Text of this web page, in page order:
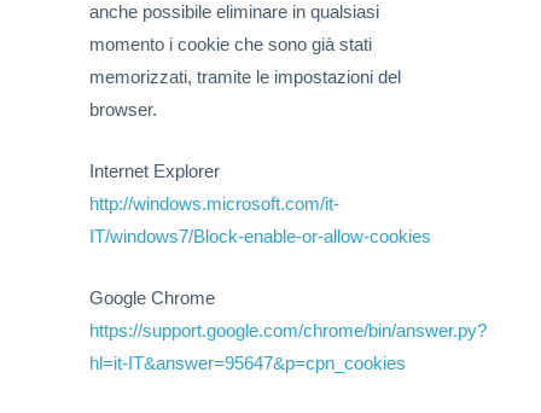
anche possibile eliminare in qualsiasi
momento i cookie che sono già stati
memorizzati, tramite le impostazioni del
browser.
Internet Explorer
http://windows.microsoft.com/it-
IT/windows7/Block-enable-or-allow-cookies
Google Chrome
https://support.google.com/chrome/bin/answer.py?
hl=it-IT&answer=95647&p=cpn_cookies